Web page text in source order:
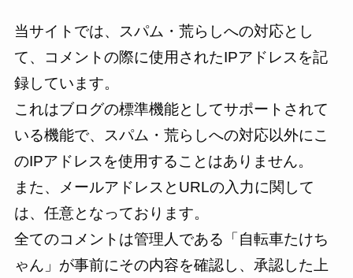
当サイトでは、スパム・荒らしへの対応とし
て、コメントの際に使用されたIPアドレスを記
録しています。
これはブログの標準機能としてサポートされて
いる機能で、スパム・荒らしへの対応以外にこ
のIPアドレスを使用することはありません。
また、メールアドレスとURLの入力に関して
は、任意となっております。
全てのコメントは管理人である「自転車たけち
ゃん」が事前にその内容を確認し、承認した上